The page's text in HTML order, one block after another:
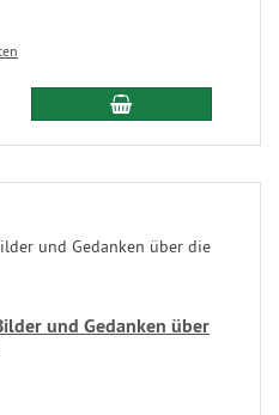
und Gedanken über